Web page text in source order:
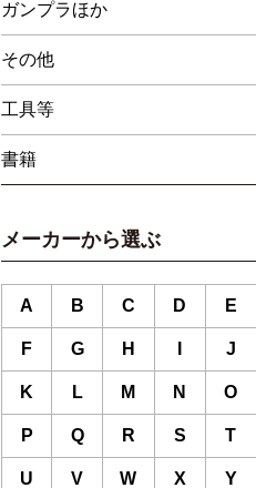
ガンプラほか
その他
工具等
書籍
メーカーから選ぶ
A B C D E
F G H J
K L M N O
P Q R S T
U V W X Y